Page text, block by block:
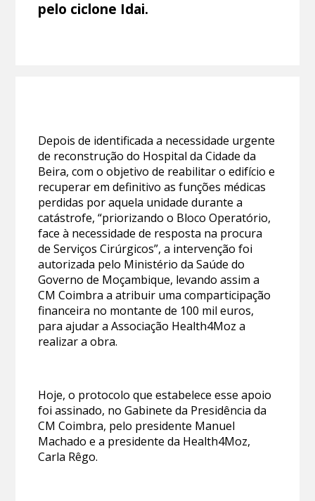
pelo ciclone Idai.
Depois de identificada a necessidade urgente
de reconstrução do Hospital da Cidade da
Beira, com o objetivo de reabilitar o edifício e
recuperar em definitivo as funções médicas
perdidas por aquela unidade durante a
catástrofe, “priorizando o Bloco Operatório,
face à necessidade de resposta na procura
de Serviços Cirúrgicos”, a intervenção foi
autorizada pelo Ministério da Saúde do
Governo de Moçambique, levando assim a
CM Coimbra a atribuir uma comparticipação
financeira no montante de 100 mil euros,
para ajudar a Associação Health4Moz a
realizar a obra.
Hoje, o protocolo que estabelece esse apoio
foi assinado, no Gabinete da Presidência da
CM Coimbra, pelo presidente Manuel
Machado e a presidente da Health4Moz,
Carla Rêgo.